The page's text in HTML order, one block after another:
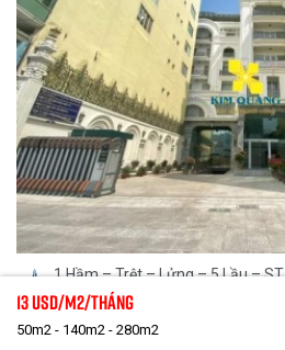
1 Hầm – Trệt – Lửng – 5 Lầu – ST
300m2 - 600m2 - 1000m2
13 Usd/m2/tháng
50m2 - 140m2 - 280m2